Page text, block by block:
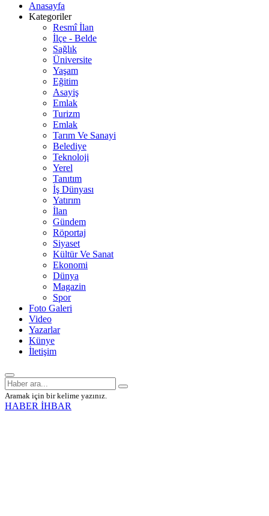
Anasayfa
Kategoriler
Resmî İlan
İlçe - Belde
Sağlık
Üniversite
Yaşam
Eğitim
Asayiş
Emlak
Turizm
Emlak
Tarım Ve Sanayi
Belediye
Teknoloji
Yerel
Tanıtım
İş Dünyası
Yatırım
İlan
Gündem
Röportaj
Siyaset
Kültür Ve Sanat
Ekonomi
Dünya
Magazin
Spor
Foto Galeri
Video
Yazarlar
Künye
İletişim
Aramak için bir kelime yazınız.
HABER İHBAR